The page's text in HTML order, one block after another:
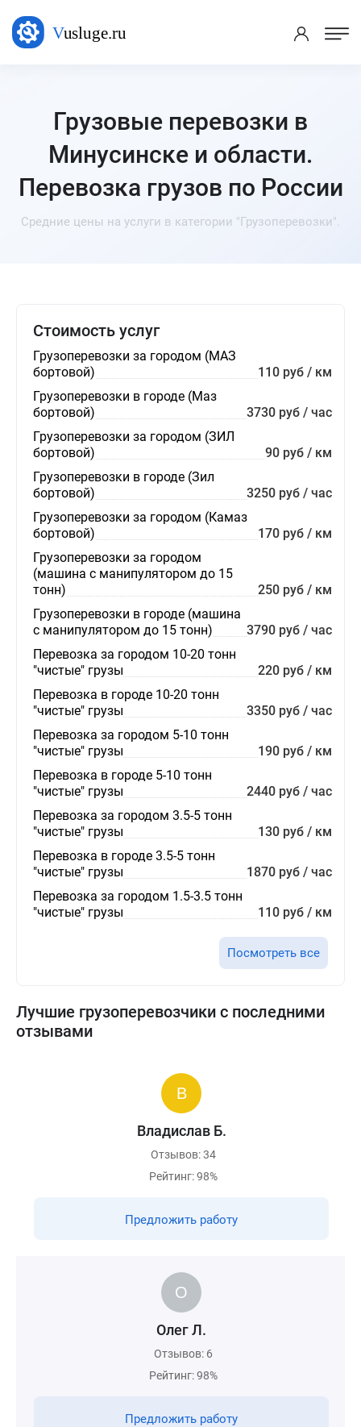
Грузовые перевозки в
Минусинске и области.
Перевозка грузов по России
Средние цены на услуги в категории "Грузоперевозки".
Стоимость услуг
Грузоперевозки за городом (МАЗ
бортовой)
110 руб / км
Грузоперевозки в городе (Маз
бортовой)
3730 руб / час
Грузоперевозки за городом (ЗИЛ
бортовой)
90 руб / км
Грузоперевозки в городе (Зил
бортовой)
3250 руб / час
Грузоперевозки за городом (Камаз
бортовой)
170 руб / км
Грузоперевозки за городом
(машина с манипулятором до 15
тонн)
250 руб / км
Грузоперевозки в городе (машина
с манипулятором до 15 тонн)
3790 руб / час
Перевозка за городом 10-20 тонн
"чистые" грузы
220 руб / км
Перевозка в городе 10-20 тонн
"чистые" грузы
3350 руб / час
Перевозка за городом 5-10 тонн
"чистые" грузы
190 руб / км
Перевозка в городе 5-10 тонн
"чистые" грузы
2440 руб / час
Перевозка за городом 3.5-5 тонн
"чистые" грузы
130 руб / км
Перевозка в городе 3.5-5 тонн
"чистые" грузы
1870 руб / час
Перевозка за городом 1.5-3.5 тонн
"чистые" грузы
110 руб / км
Посмотреть все
Лучшие грузоперевозчики с последними
отзывами
Владислав Б.
Отзывов: 34
Рейтинг: 98%
Предложить работу
Олег Л.
Отзывов: 6
Рейтинг: 98%
Предложить работу